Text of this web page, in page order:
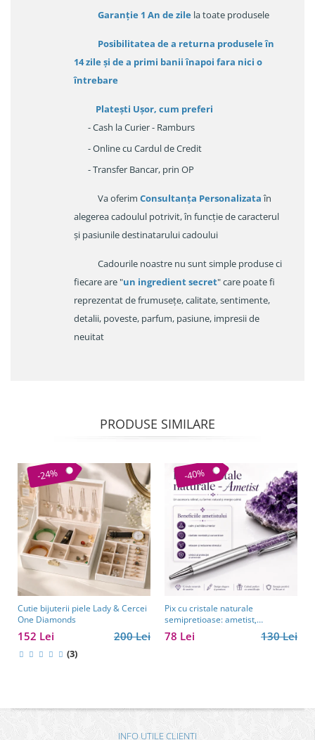
Garanție 1 An de zile la toate produsele
Posibilitatea de a returna produsele în
14 zileși de a primi banii înapoi fara nici o
întrebare
Platești Ușor, cum preferi
- Cash la Curier - Ramburs
- Online cu Cardul de Credit
- Transfer Bancar, prin OP
Va oferim Consultanța Personalizataîn
alegerea cadoulul potrivit, în funcție de caracterul
și pasiunile destinatarului cadoului
Cadourile noastre nu sunt simple produse ci
fiecare are "un ingredient secret" care poate fi
reprezentat de frumusețe, calitate, sentimente,
detalii, poveste, parfum, pasiune, impresii de
neuitat
PRODUSE SIMILARE
-24%
Cutie bijuterii piele Lady & Cercei
One Diamonds
200 Lei
152 Lei
(3)
-40%
Pix cu cristale naturale
semipretioase: ametist,
aventurin, lapis lazuli, ochi de
tigru, citrin și cuarț roz
130 Lei
78 Lei
INFO UTILE CLIENTI